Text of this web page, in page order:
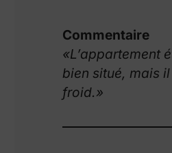
Commentaire
«L’appartement
bien situé, mais
froid.»